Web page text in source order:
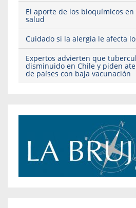
El aporte de los bioquímicos
salud
Cuidado si la alergia le afecta
Expertos advierten que
disminuido en Chile y piden
de países con baja vacunación